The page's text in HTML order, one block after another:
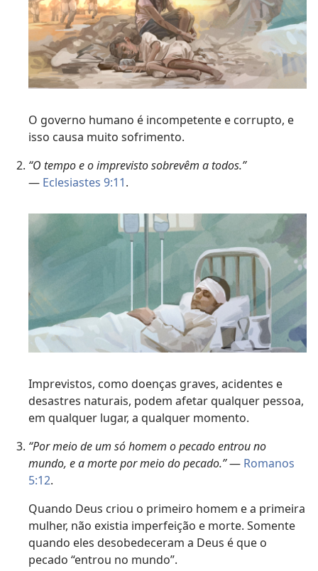
O governo humano é incompetente e corrupto, e
isso causa muito sofrimento.
“O tempo e o imprevisto sobrevêm a todos.”
— Eclesiastes 9:11.
Imprevistos, como doenças graves, acidentes e
desastres naturais, podem afetar qualquer pessoa,
em qualquer lugar, a qualquer momento.
“Por meio de um só homem o pecado entrou no
mundo, e a morte por meio do pecado.”— Romanos
5:12.
Quando Deus criou o primeiro homem e a primeira
mulher, não existia imperfeição e morte. Somente
quando eles desobedeceram a Deus é que o
pecado “entrou no mundo”.